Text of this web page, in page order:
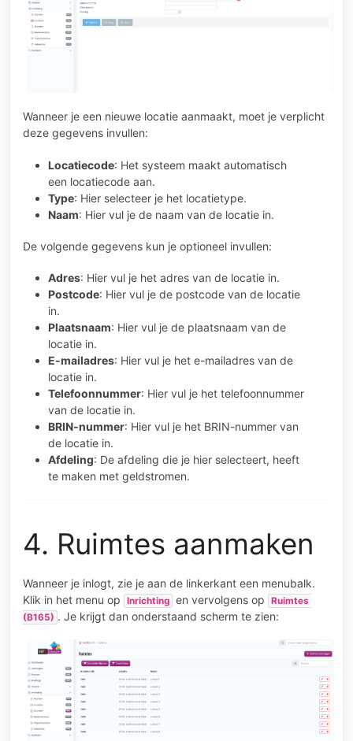
Wanneer je een nieuwe locatie aanmaakt, moet je verplicht
deze gegevens invullen:
Locatiecode: Het systeem maakt automatisch
een locatiecode aan.
Type: Hier selecteer je het locatietype.
Naam: Hier vul je de naam van de locatie in.
De volgende gegevens kun je optioneel invullen:
Adres: Hier vul je het adres van de locatie in.
Postcode: Hier vul je de postcode van de locatie
in.
Plaatsnaam: Hier vul je de plaatsnaam van de
locatie in.
E-mailadres: Hier vul je het e-mailadres van de
locatie in.
Telefoonnummer: Hier vul je het telefoonnummer
van de locatie in.
BRIN-nummer: Hier vul je het BRIN-nummer van
de locatie in.
Afdeling: De afdeling die je hier selecteert, heeft
te maken met geldstromen.
4. Ruimtes aanmaken
Wanneer je inlogt, zie je aan de linkerkant een menubalk.
Klik in het menu op
Inrichting en vervolgens op
Ruimtes
(B165) . Je krijgt dan onderstaand scherm te zien: